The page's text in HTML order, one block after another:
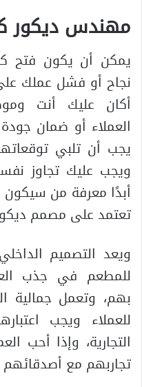
مهندس ديكور
يمكن أن يكون فتح
نجاح أو فشل عملك
أكان عليك أنت
العملاء أو ضمان
يجب أن تلبي
ويجب عليك تجاوز
أبدًا معرفة من سيكون
تعتمد على مصمم
ويعد التصميم
للمطعم في جذب
بهم، وتعمل جمالية
للعملاء ويجب
التجارية، وإذا أحب
تجاربهم مع